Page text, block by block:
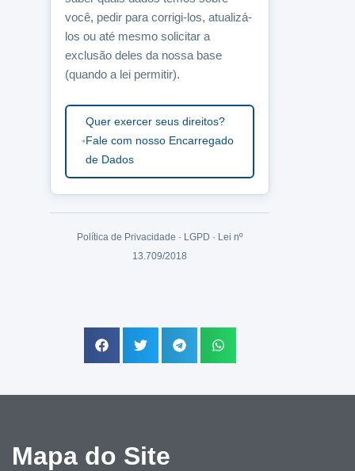
você, pedir para corrigi-los, atualizá-
los ou até mesmo solicitar a
exclusão deles da nossa base
(quando a lei permitir).
Quer exercer seus direitos?
Fale com nosso Encarregado
de Dados
Política de Privacidade · LGPD · Lei nº
13.709/2018
Mapa do Site